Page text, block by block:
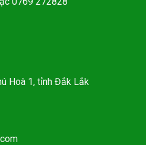
Hoà 1, tỉnh Đắk Lắk